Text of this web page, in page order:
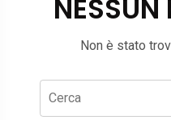
NESSUN
Non è stato